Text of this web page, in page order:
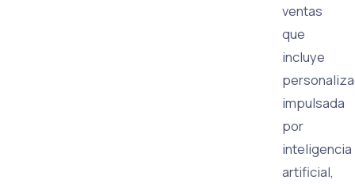
ventas
que
incluye
impulsada
por
inteligencia
artificial,